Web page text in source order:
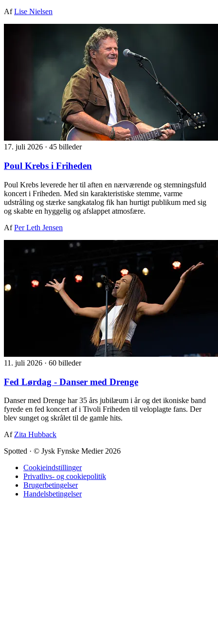
AfLise Nielsen
17. juli 2026 · 45 billeder
Poul Krebs i Friheden
Poul Krebs leverede her til aften en nærværende og stemningsfuld
koncert i Friheden. Med sin karakteristiske stemme, varme
udstråling og stærke sangkatalog fik han hurtigt publikum med sig
og skabte en hyggelig og afslappet atmosfære.
AfPer Leth Jensen
11. juli 2026 · 60 billeder
Fed Lørdag - Danser med Drenge
Danser med Drenge har 35 års jubilæum i år og det ikoniske band
fyrede en fed koncert af i Tivoli Friheden til veloplagte fans. Der
blev sunget og skrålet til de gamle hits.
Af Zita Hubback
Spotted · © Jysk Fynske Medier 2026
Cookieindstillinger
Privatlivs- og cookiepolitik
Brugerbetingelser
Handelsbetingelser